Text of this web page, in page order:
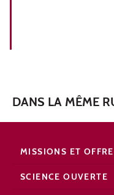
DANS LA MÊME
MISSIONS ET
SCIENCE OUVERTE